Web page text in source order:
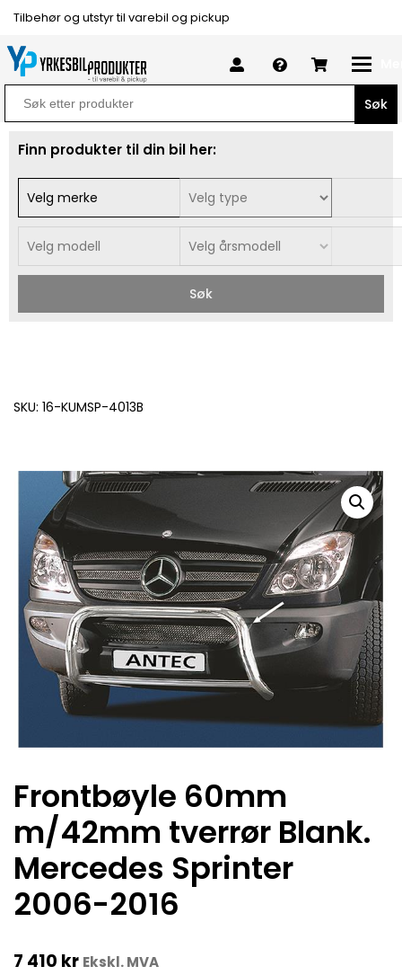
Tilbehør og utstyr til varebil og pickup
Search
for:
Finn produkter til din bil her:
Søk
SKU: 16-KUMSP-4013B
Frontbøyle 60mm
m/42mm tverrør Blank.
Mercedes Sprinter
2006-2016
7 410 kr Ekskl. MVA